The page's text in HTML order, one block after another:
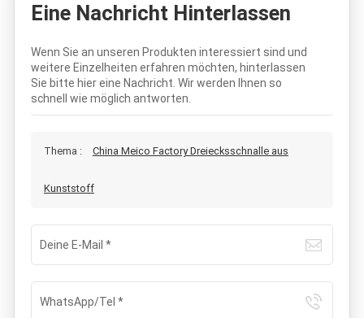
Eine Nachricht Hinterlassen
Wenn Sie an unseren Produkten interessiert sind und
weitere Einzelheiten erfahren möchten, hinterlassen
Sie bitte hier eine Nachricht. Wir werden Ihnen so
schnell wie möglich antworten.
Thema : China Meico Factory Dreiecksschnalle aus
Kunststoff